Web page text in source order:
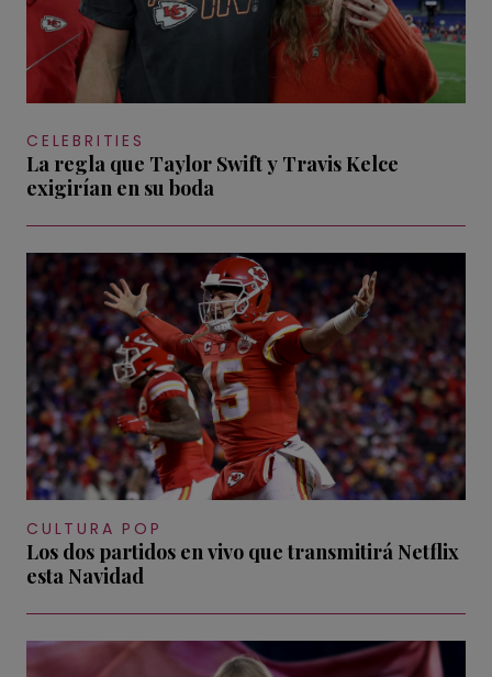
CELEBRITIES
La regla que Taylor Swift y Travis Kelce
exigirían en su boda
CULTURA POP
Los dos partidos en vivo que transmitirá Netflix
esta Navidad